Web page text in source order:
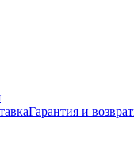
Гарантия и